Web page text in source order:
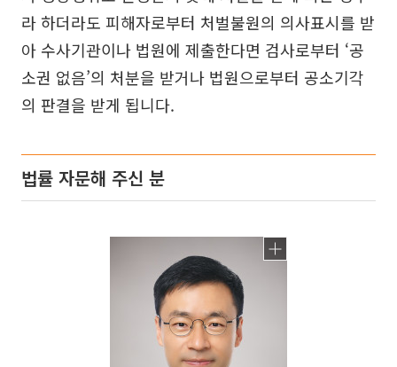
라 하더라도 피해자로부터 처벌불원의 의사표시를 받
아 수사기관이나 법원에 제출한다면 검사로부터 ‘공
소권 없음’의 처분을 받거나 법원으로부터 공소기각
의 판결을 받게 됩니다.
법률 자문해 주신 분